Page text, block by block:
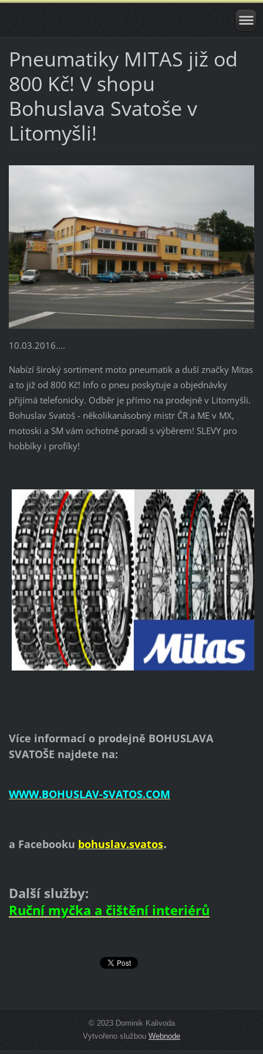
Pneumatiky MITAS již od
800 Kč! V shopu
Bohuslava Svatoše v
Litomyšli!
10.03.2016....
Nabízí široký sortiment moto pneumatik a duší značky Mitas
a to již od 800 Kč! Info o pneu poskytuje a objednávky
přijímá telefonicky. Odběr je přímo na prodejně v Litomyšli.
Bohuslav Svatoš - několikanásobný mistr ČR a ME v MX,
motoski a SM vám ochotně poradí s výběrem! SLEVY pro
hobbíky i profíky!
Více informací o prodejně BOHUSLAVA
SVATOŠE najdete na:
WWW.BOHUSLAV-SVATOS.COM
a Facebooku bohuslav.svatos.
Další služby:
Ruční myčka a čištění interiérů
© 2023 Dominik Kalivoda
Vytvořeno službou Webnode